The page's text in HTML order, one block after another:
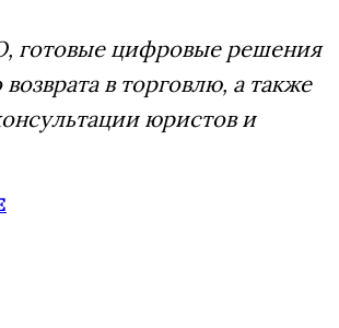
готовые цифровые решения
в торговлю, а также
юристов и